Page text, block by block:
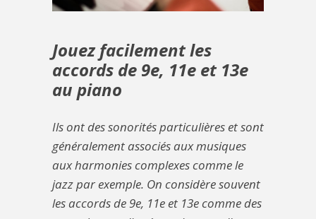
Jouez facilement les
accords de 9e, 11e et 13e
au piano
Ils ont des sonorités particulières et sont
généralement associés aux musiques
aux harmonies complexes comme le
jazz par exemple. On considère souvent
les accords de 9e, 11e et 13e comme des